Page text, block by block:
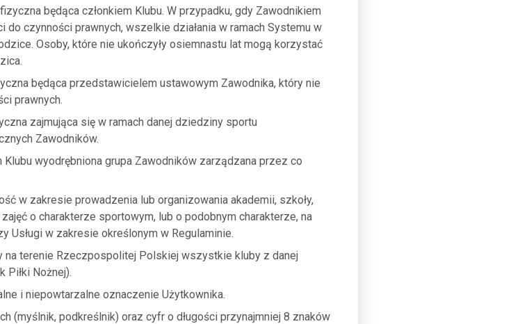
będąca członkiem Klubu. W przypadku, gdy Zawodnikiem
czynności prawnych, wszelkie działania w ramach Systemu w
Osoby, które nie ukończyły osiemnastu lat mogą korzystać
będąca przedstawicielem ustawowym Zawodnika, który nie
prawnych.
zajmująca się w ramach danej dziedziny sportu
Zawodników.
wyodrębniona grupa Zawodników zarządzana przez co
w zakresie prowadzenia lub organizowania akademii, szkoły,
o charakterze sportowym, lub o podobnym charakterze, na
Usługi w zakresie określonym w Regulaminie.
terenie Rzeczpospolitej Polskiej wszystkie kluby z danej
Nożnej).
i niepowtarzalne oznaczenie Użytkownika.
(myślnik, podkreślnik) oraz cyfr o długości przynajmniej 8 znaków